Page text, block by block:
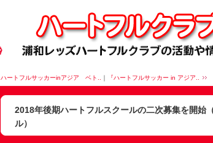
ハートフルサッカーinアジア ベト.. ｜ 『ハートフルサッカー in アジア..
2018年後期ハートフルスクールの二次募集を開始
ル）